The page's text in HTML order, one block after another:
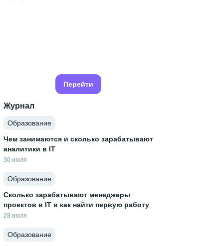
Перейти
Журнал
Образование
Чем занимаются и сколько зарабатывают
аналитики в IT
30 июля
Образование
Сколько зарабатывают менеджеры
проектов в IT и как найти первую работу
28 июля
Образование